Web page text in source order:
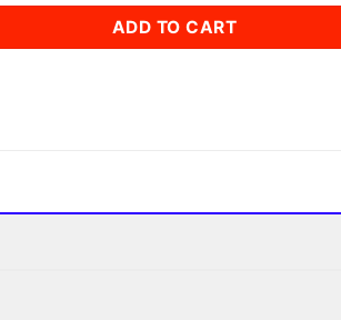
ADD TO CART